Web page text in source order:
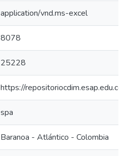
application/vnd.ms-excel
8078
25228
https://
spa
Baranoa - Atlántico - Colombia